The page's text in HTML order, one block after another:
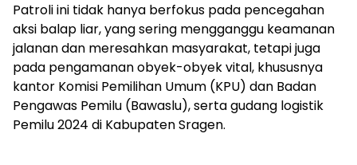
Patroli ini tidak hanya berfokus pada pencegahan
aksi balap liar, yang sering mengganggu keamanan
jalanan dan meresahkan masyarakat, tetapi juga
pada pengamanan obyek-obyek vital, khususnya
kantor Komisi Pemilihan Umum (KPU) dan Badan
Pengawas Pemilu (Bawaslu), serta gudang logistik
Pemilu 2024 di Kabupaten Sragen.